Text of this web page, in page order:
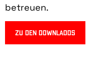
betreuen.
Zu den Downlaods